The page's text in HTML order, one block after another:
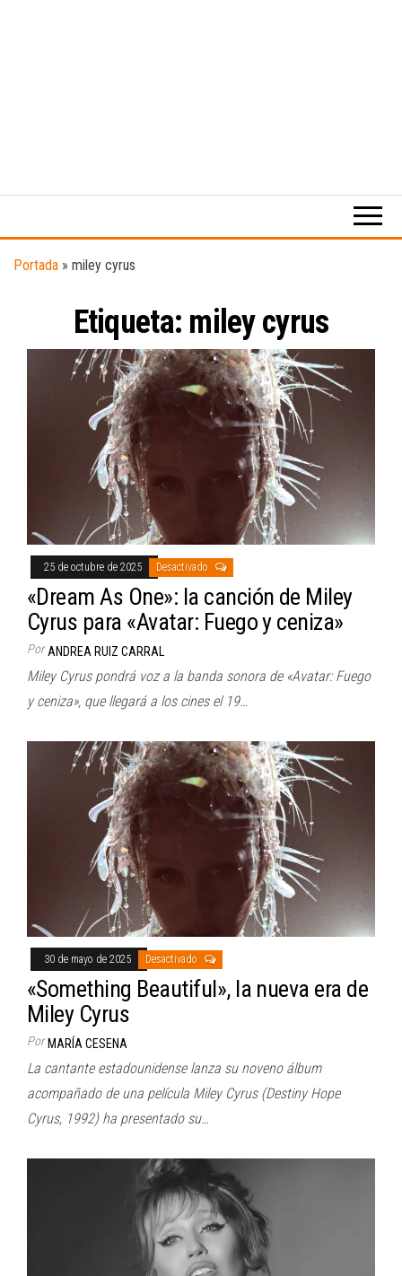
digital
música.
Portada » miley cyrus
Etiqueta: miley cyrus
25 de octubre de 2025 Desactivado
«Dream As One»: la canción de Miley
Cyrus para «Avatar: Fuego y ceniza»
Por ANDREA RUIZ CARRAL
Miley Cyrus pondrá voz a la banda sonora de «Avatar: Fuego
y ceniza», que llegará a los cines el 19…
30 de mayo de 2025 Desactivado
«Something Beautiful», la nueva era de
Miley Cyrus
Por MARÍA CESENA
La cantante estadounidense lanza su noveno álbum
acompañado de una película Miley Cyrus (Destiny Hope
Cyrus, 1992) ha presentado su…